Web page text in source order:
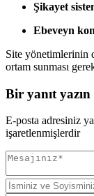
Şikayet
Ebeveyn
Site yönetimlerinin
ortam sunması
Bir yanıt yazın
E-posta adresiniz
işaretlenmişlerdir